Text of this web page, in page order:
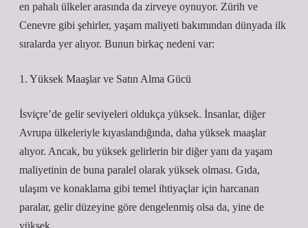
en pahalı ülkeler arasında da zirveye oynuyor. Zürih ve
Cenevre gibi şehirler, yaşam maliyeti bakımından dünyada ilk
sıralarda yer alıyor. Bunun birkaç nedeni var:
1. Yüksek Maaşlar ve Satın Alma Gücü
İsviçre’de gelir seviyeleri oldukça yüksek. İnsanlar, diğer
Avrupa ülkeleriyle kıyaslandığında, daha yüksek maaşlar
alıyor. Ancak, bu yüksek gelirlerin bir diğer yanı da yaşam
maliyetinin de buna paralel olarak yüksek olması. Gıda,
ulaşım ve konaklama gibi temel ihtiyaçlar için harcanan
paralar, gelir düzeyine göre dengelenmiş olsa da, yine de
yüksek.